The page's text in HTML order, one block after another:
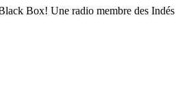
Box! Une radio membre des Indés